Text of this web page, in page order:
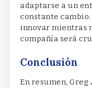
adaptarse a un
constante
innovar mientras
compañía será
Conclusión
En resumen,